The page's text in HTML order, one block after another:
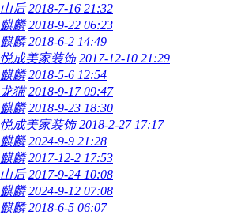
山后 2018-7-16 21:32
麒麟 2018-9-22 06:23
麒麟 2018-6-2 14:49
悦成美家装饰 2017-12-10 21:29
麒麟 2018-5-6 12:54
龙猫 2018-9-17 09:47
麒麟 2018-9-23 18:30
悦成美家装饰 2018-2-27 17:17
麒麟 2024-9-9 21:28
麒麟 2017-12-2 17:53
山后 2017-9-24 10:08
麒麟 2024-9-12 07:08
麒麟 2018-6-5 06:07